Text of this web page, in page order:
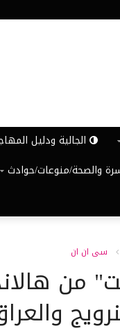
الجالية ودليل
والصحة/منوعات/حوادث
سى ان ان
من